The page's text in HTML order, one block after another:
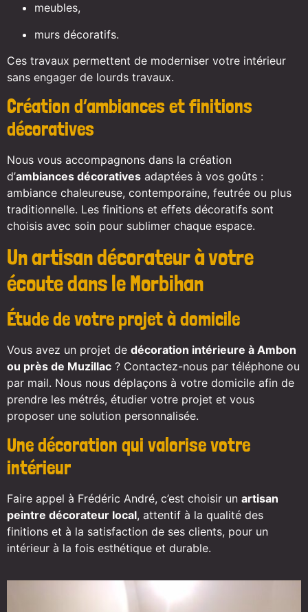
meubles,
murs décoratifs.
Ces travaux permettent de moderniser votre intérieur
sans engager de lourds travaux.
Création d’ambiances et finitions
décoratives
Nous vous accompagnons dans la création
d’ambiances décoratives adaptées à vos goûts :
ambiance chaleureuse, contemporaine, feutrée ou plus
traditionnelle. Les finitions et effets décoratifs sont
choisis avec soin pour sublimer chaque espace.
Un artisan décorateur à votre
écoute dans le Morbihan
Étude de votre projet à domicile
Vous avez un projet de décoration intérieure à Ambon
ou près de Muzillac ? Contactez-nous par téléphone ou
par mail. Nous nous déplaçons à votre domicile afin de
prendre les métrés, étudier votre projet et vous
proposer une solution personnalisée.
Une décoration qui valorise votre
intérieur
Faire appel à Frédéric André, c’est choisir un artisan
peintre décorateur local, attentif à la qualité des
finitions et à la satisfaction de ses clients, pour un
intérieur à la fois esthétique et durable.